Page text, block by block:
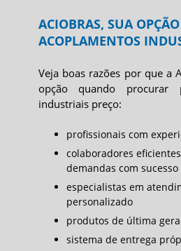
ACIOBRAS, SUA
ACOPLAMENTOS
Veja boas razões por que a
opção quando
industriais preço:
profissionais com
colaboradores
demandas com sucesso
especialistas em
personalizado
produtos de última
sistema de entrega